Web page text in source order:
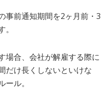
事前通知期間を2ヶ月前・3
場合、会社が解雇する際に
だけ長くしないといけな
ル。